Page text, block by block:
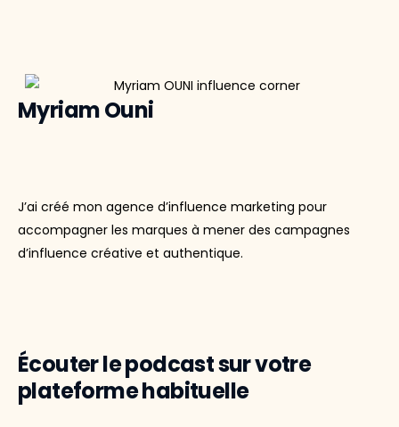
Myriam Ouni
J’ai créé mon agence d’influence marketing pour
accompagner les marques à mener des campagnes
d’influence créative et authentique.
Écouter le podcast sur votre
plateforme habituelle